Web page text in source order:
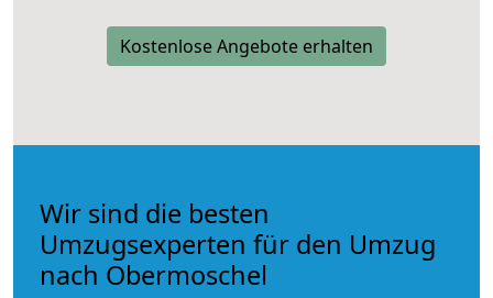
Kostenlose Angebote erhalten
Wir sind die besten
Umzugsexperten für den Umzug
nach Obermoschel